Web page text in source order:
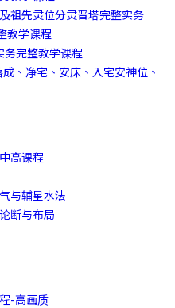
祖先灵位分灵晋塔完整实务
教学课程
完整教学课程
、净宅、安床、入宅安神位、
高课程
与辅星水法
断与布局
-高画质